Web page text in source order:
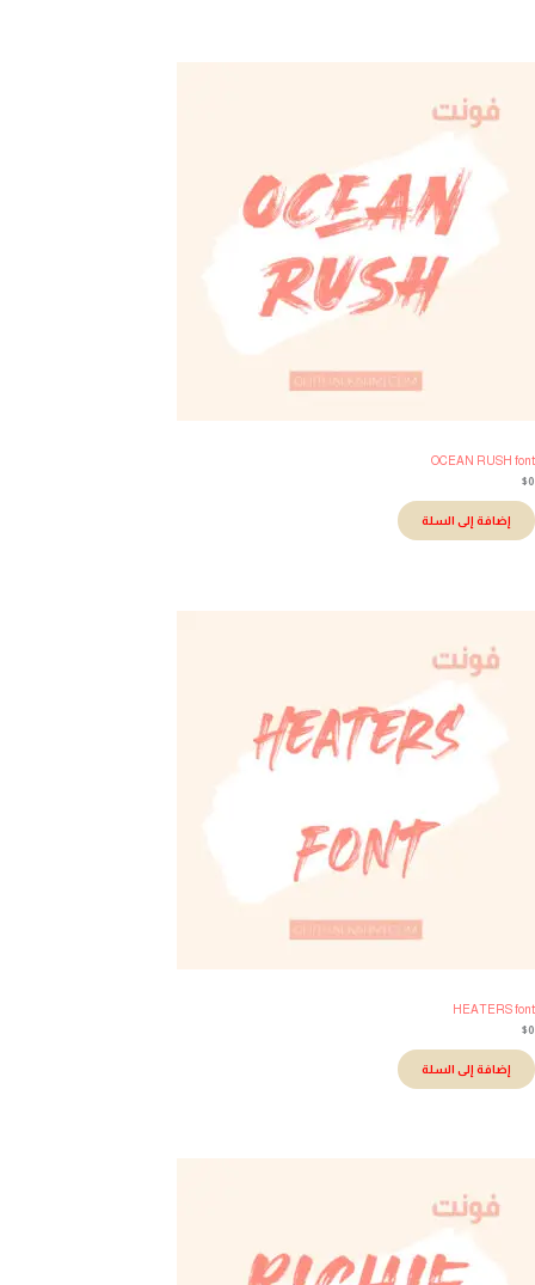
OCEAN RUSH
إضافة إلى السلة
HEATERS
إضافة إلى السلة